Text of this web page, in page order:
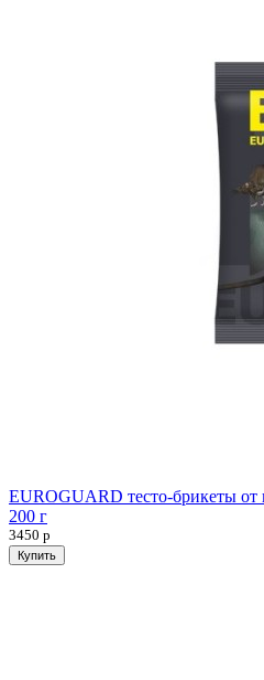
EUROGUARD тесто-брикеты
200 г
3450 р